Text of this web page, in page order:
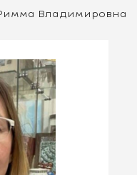
Владимировна